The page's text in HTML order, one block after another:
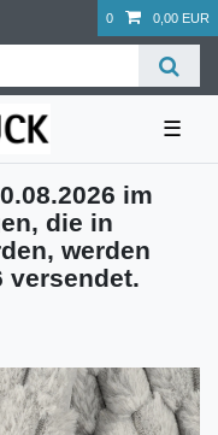
0 0,00 EUR
☰
im
die in
werden
versendet.